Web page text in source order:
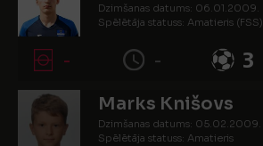
Dzimšanas datums: 06.01.2009.
Spēlētāja statuss: Amatieris (FSS)
- - 3
Marks Knišovs
Dzimšanas datums: 05.02.2009.
Spēlētāja statuss: Amatieris